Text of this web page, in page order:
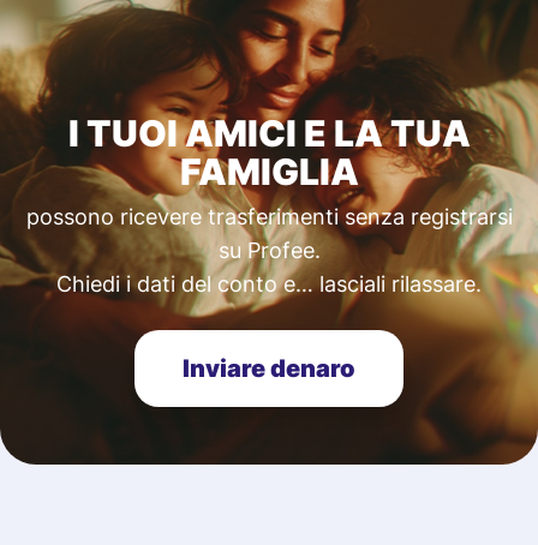
I TUOI AMICI E LA TUA
FAMIGLIA
possono ricevere trasferimenti senza registrarsi
su Profee.
Chiedi i dati del conto e… lasciali rilassare.
Inviare denaro